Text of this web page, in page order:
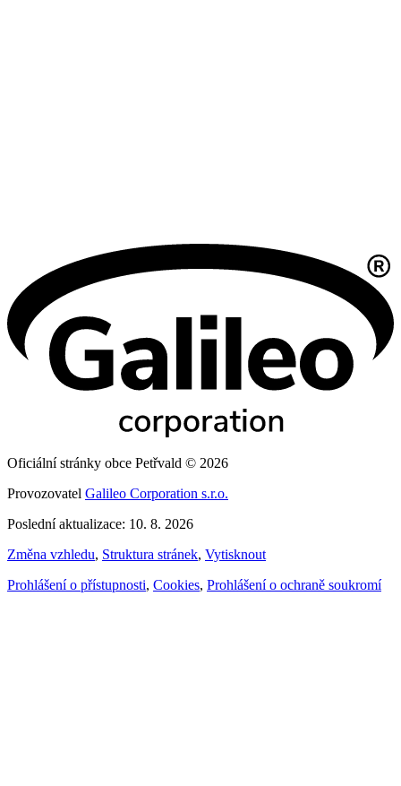
Oficiální stránky obce Petřvald © 2026
Provozovatel Galileo Corporation s.r.o.
Poslední aktualizace: 10. 8. 2026
Změna vzhledu, Struktura stránek, Vytisknout
Prohlášení o přístupnosti, Cookies, Prohlášení o ochraně soukromí